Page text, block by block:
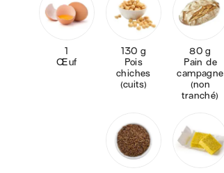
1
Œuf
130 g
Pois
chiches
(cuits)
80 g
Pain de
campagne
(non
tranché)